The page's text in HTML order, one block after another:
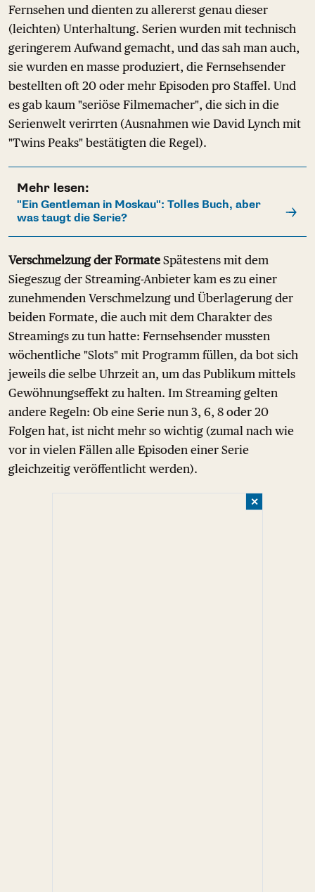
Fernsehen und dienten zu allererst genau dieser
(leichten) Unterhaltung. Serien wurden mit technisch
geringerem Aufwand gemacht, und das sah man auch,
sie wurden en masse produziert, die Fernsehsender
bestellten oft 20 oder mehr Episoden pro Staffel. Und
es gab kaum "seriöse Filmemacher", die sich in die
Serienwelt verirrten (Ausnahmen wie David Lynch mit
"Twins Peaks" bestätigten die Regel).
Mehr lesen:
"Ein Gentleman in Moskau": Tolles Buch, aber
was taugt die Serie?
Verschmelzung der Formate Spätestens mit dem
Siegeszug der Streaming-Anbieter kam es zu einer
zunehmenden Verschmelzung und Überlagerung der
beiden Formate, die auch mit dem Charakter des
Streamings zu tun hatte: Fernsehsender mussten
wöchentliche "Slots" mit Programm füllen, da bot sich
jeweils die selbe Uhrzeit an, um das Publikum mittels
Gewöhnungseffekt zu halten. Im Streaming gelten
andere Regeln: Ob eine Serie nun 3, 6, 8 oder 20
Folgen hat, ist nicht mehr so wichtig (zumal nach wie
vor in vielen Fällen alle Episoden einer Serie
gleichzeitig veröffentlicht werden).
✕